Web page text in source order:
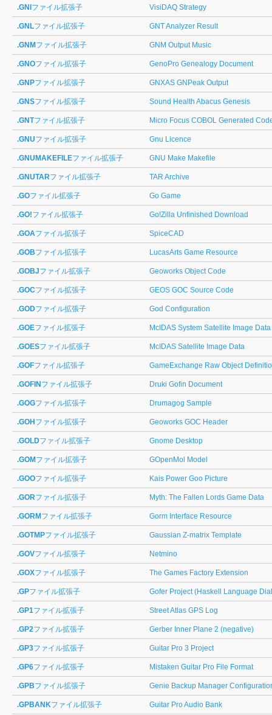
.GNI ファイル拡張子 VisiDAQ Strategy
.GNLファイル拡張子 GNT Analyzer Result
.GNM ファイル拡張子 GNM Output Music
.GNOファイル拡張子 GenoPro Genealogy Document
.GNPファイル拡張子 GNXAS GNPeak Output
.GNSファイル拡張子 Sound Health Abacus Genesis
.GNTファイル拡張子 Micro Focus COBOL Generated
.GNUファイル拡張子 Gnu Licence
.GNUMAKEFILEファイル拡張子 GNU Make Makefile
.GNUTARファイル拡張子 TAR Archive
.GOファイル拡張子 Go Game
.GO!ファイル拡張子 Go!Zilla Unfinished Download
.GOAファイル拡張子 SpiceCAD
.GOBファイル拡張子 LucasArts Game Resource
.GOBJファイル拡張子 Geoworks Object Code
.GOCファイル拡張子 GEOS GOC Source Code
.GODファイル拡張子 God Configuration
.GOEファイル拡張子 McIDAS System Satellite Image
.GOESファイル拡張子 McIDAS Satellite Image Data
.GOFファイル拡張子 GameExchange Raw Object
.GOFIN ファイル拡張子 Druki Gofin Document
.GOGファイル拡張子 Drumagog Sample
.GOH ファイル拡張子 Geoworks GOC Header
.GOLDファイル拡張子 Gnome Desktop
.GOM ファイル拡張子 GOpenMol Model
.GOOファイル拡張子 Kais Power Goo Picture
.GORファイル拡張子 Myth: The Fallen Lords Game Data
.GORM ファイル拡張子 Gorm Interface Resource
.GOTMPファイル拡張子 Gaussian Z-matrix Template
.GOVファイル拡張子 Netmino
.GOXファイル拡張子 The Games Factory Extension
.GPファイル拡張子 Gofer Project (Haskell Language
.GP1ファイル拡張子 Street Atlas GPS Log
.GP2ファイル拡張子 Gerber Inner Plane 2 (negative)
.GP3ファイル拡張子 Guitar Pro 3 Project
.GP6ファイル拡張子 Mistaken Guitar Pro File Format
.GPBファイル拡張子 Genie Backup Manager
.GPBANKファイル拡張子 Guitar Pro Audio Bank